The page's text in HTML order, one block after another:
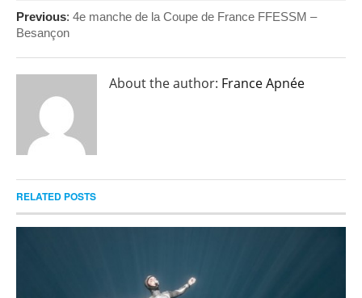
Previous: 4e manche de la Coupe de France FFESSM –
Besançon
About the author: France Apnée
RELATED POSTS